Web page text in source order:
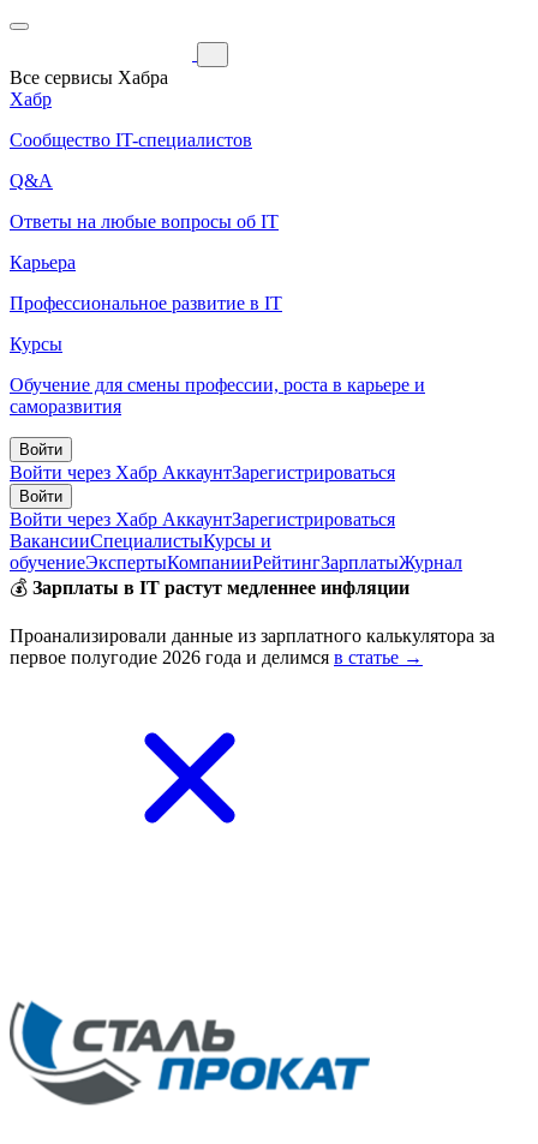
Все сервисы Хабра
Хабр
Сообщество IT-специалистов
Q&A
Ответы на любые вопросы об IT
Карьера
Профессиональное развитие в IT
Курсы
Обучение для смены профессии, роста в карьере и
саморазвития
Войти
Войти через Хабр АккаунтЗарегистрироваться
Войти
Войти через Хабр АккаунтЗарегистрироваться
ВакансииСпециалистыКурсы и
обучениеЭкспертыКомпанииРейтингЗарплатыЖурнал
💰 Зарплаты в IT растут медленнее инфляции
Проанализировали данные из зарплатного калькулятора за
первое полугодие 2026 года и делимся в статье →